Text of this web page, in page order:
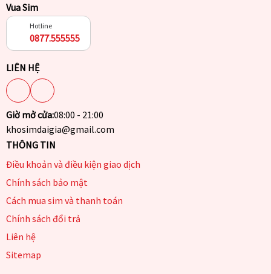
Vua Sim
Hotline
0877.555555
LIÊN HỆ
Giờ mở cửa:08:00 - 21:00
khosimdaigia@gmail.com
THÔNG TIN
Điều khoản và điều kiện giao dịch
Chính sách bảo mật
Cách mua sim và thanh toán
Chính sách đổi trả
Liên hệ
Sitemap